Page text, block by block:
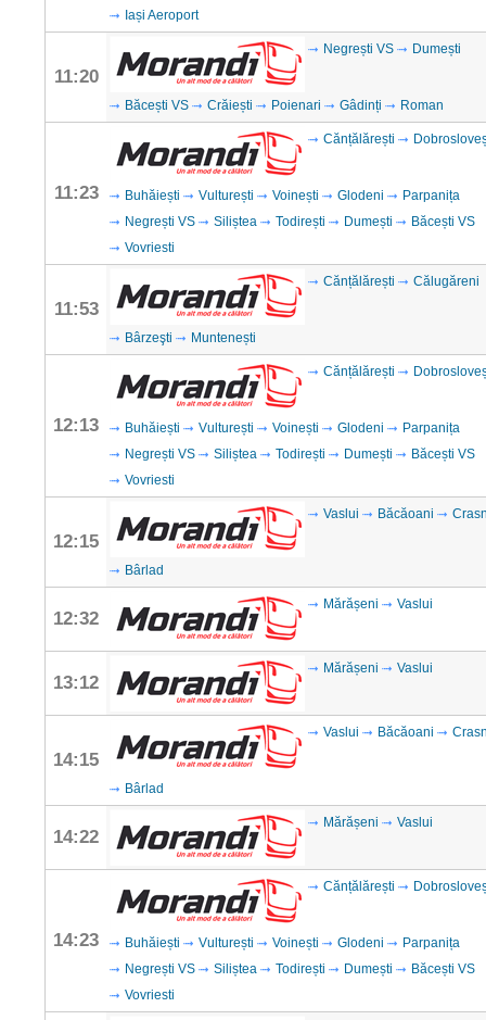
Iași Aeroport
11:20
Negrești VS Dumești
Băcești VS Crăiești Poienari Gâdinți Roman
11:23
Cănțălărești
Buhăiești Vulturești Voinești Glodeni
Parpanița
Negrești VS
Siliștea Todirești Dumești
Băcești VS
Vovriesti
11:53
Cănțălărești Călugăreni
Bârzeşti Muntenești
12:13
Cănțălărești
Buhăiești Vulturești Voinești Glodeni
Parpanița
Negrești VS
Siliștea Todirești Dumești
Băcești VS
Vovriesti
12:15
Vaslui Băcăoani
Bârlad
12:32
Mărășeni Vaslui
13:12
Mărășeni Vaslui
14:15
Vaslui Băcăoani
Bârlad
14:22
Mărășeni Vaslui
14:23
Cănțălărești
Buhăiești Vulturești Voinești Glodeni
Parpanița
Negrești VS
Siliștea Todirești Dumești
Băcești VS
Vovriesti